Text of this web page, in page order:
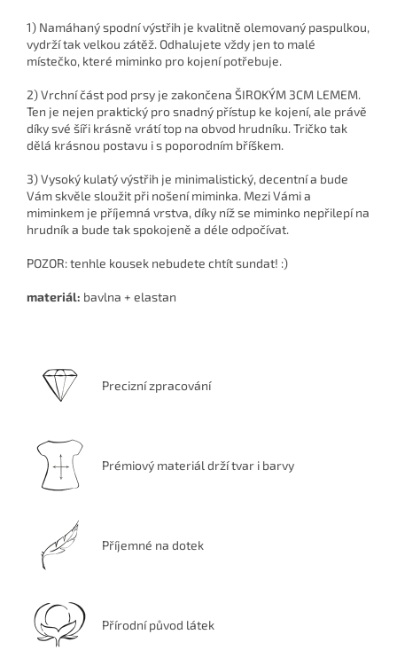
1) Namáhaný spodní výstřih je kvalitně olemovaný paspulkou,
vydrží tak velkou zátěž. Odhalujete vždy jen to malé
místečko, které miminko pro kojení potřebuje.
2) Vrchní část pod prsy je zakončena ŠIROKÝM 3CM LEMEM.
Ten je nejen praktický pro snadný přístup ke kojení, ale právě
díky své šíři krásně vrátí top na obvod hrudníku. Tričko tak
dělá krásnou postavu i s poporodním bříškem.
3) Vysoký kulatý výstřih je minimalistický, decentní a bude
Vám skvěle sloužit při nošení miminka. Mezi Vámi a
miminkem je příjemná vrstva, díky níž se miminko nepřilepí na
hrudník a bude tak spokojeně a déle odpočívat.
POZOR: tenhle kousek nebudete chtít sundat! :)
materiál: bavlna + elastan
Precizní zpracování
Prémiový materiál drží tvar i barvy
Příjemné na dotek
Přírodní původ látek